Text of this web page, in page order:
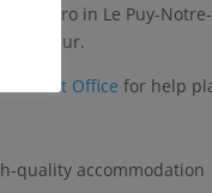
Prix Rétro in Le Puy-
Saumur.
Tourist Office for help
quality accommodation